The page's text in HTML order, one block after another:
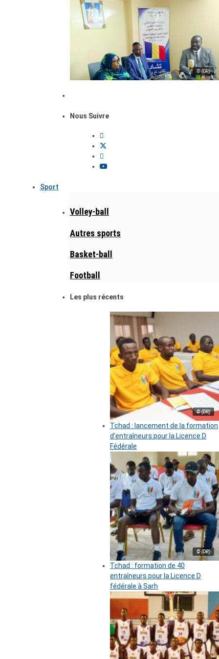
© (DR)
Nous Suivre
Sport
Volley-ball
Autres sports
Basket-ball
Football
Les plus récents
© (DR)
Tchad : lancement de la formation
d’entraîneurs pour la Licence D
Fédérale
© (DR)
Tchad : formation de 40
entraîneurs pour la Licence D
fédérale à Sarh